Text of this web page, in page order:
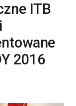
ITB
2016